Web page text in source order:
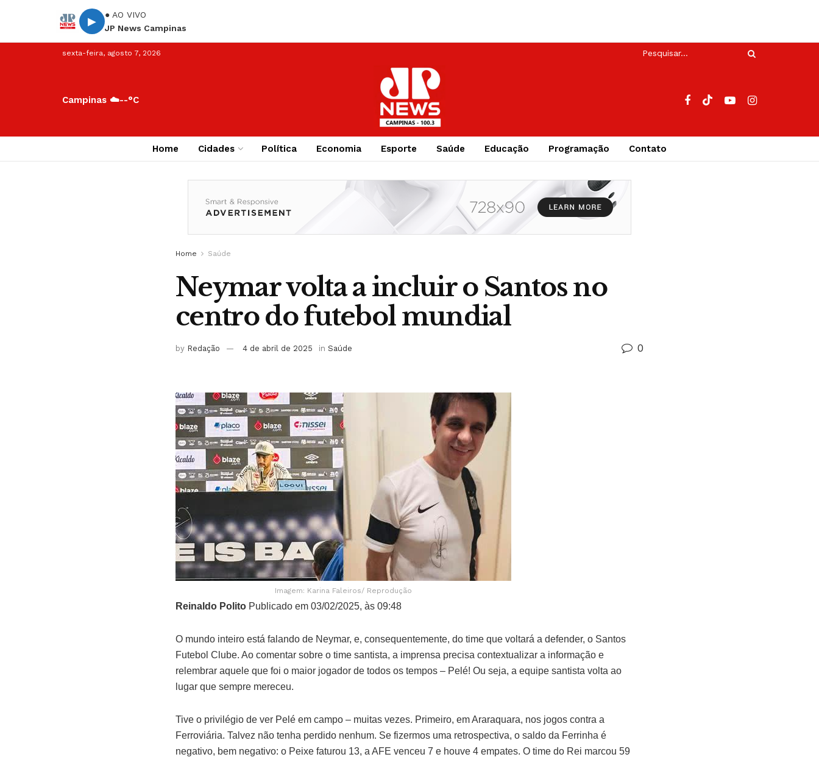
▶
● AO VIVO
JP News Campinas
sexta-feira, agosto 7, 2026
Campinas ☁️--°C
Home Cidades Política Economia Esporte Saúde Educação Programação Contato
Home Saúde
Neymar volta a incluir o Santos no
centro do futebol mundial
by Redação 4 de abril de 2025 in Saúde 0
Imagem: Karina Faleiros/ Reprodução
Reinaldo Polito Publicado em 03/02/2025, às 09:48
O mundo inteiro está falando de Neymar, e, consequentemente, do time que voltará a defender, o Santos
Futebol Clube. Ao comentar sobre o time santista, a imprensa precisa contextualizar a informação e
relembrar aquele que foi o maior jogador de todos os tempos – Pelé! Ou seja, a equipe santista volta ao
lugar que sempre mereceu.
Tive o privilégio de ver Pelé em campo – muitas vezes. Primeiro, em Araraquara, nos jogos contra a
Ferroviária. Talvez não tenha perdido nenhum. Se fizermos uma retrospectiva, o saldo da Ferrinha é
negativo, bem negativo: o Peixe faturou 13, a AFE venceu 7 e houve 4 empates. O time do Rei marcou 59